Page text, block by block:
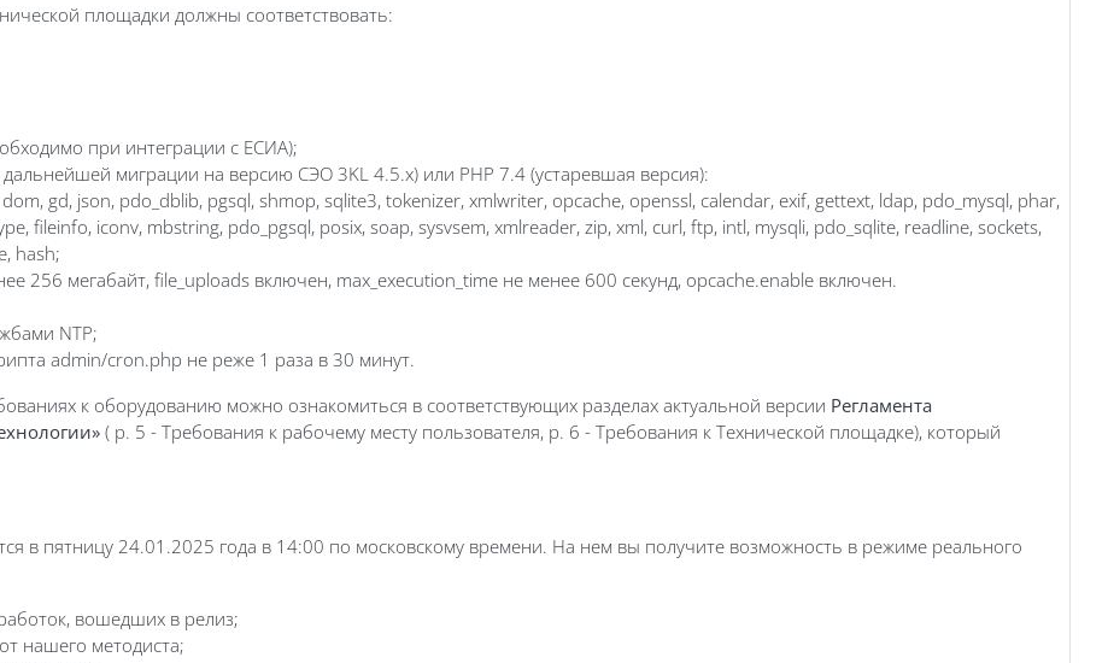
площадки должны соответствовать:
при интеграции с ЕСИА);
дальнейшей миграции на версию СЭО 3KL 4.5.х) или PHP 7.4 (устаревшая версия):
gd, json, pdo_dblib, pgsql, shmop, sqlite3, tokenizer, xmlwriter, opcache, openssl, calendar, exif, gettext, ldap, pdo_mysql, phar,
fileinfo, iconv, mbstring, pdo_pgsql, posix, soap, sysvsem, xmlreader, zip, xml, curl, ftp, intl, mysqli, pdo_sqlite, readline, sockets,
hash;
256 мегабайт, file_uploads включен, max_execution_time не менее 600 секунд, opcache.enable включен.
NTP;
admin/cron.php не реже 1 раза в 30 минут.
к оборудованию можно ознакомиться в соответствующих разделах актуальной версии Регламента
( р. 5 - Требования к рабочему месту пользователя, р. 6 - Требования к Технической площадке), который
в пятницу 24.01.2025 года в 14:00 по московскому времени. На нем вы получите возможность в режиме реального
вошедших в релиз;
нашего методиста;